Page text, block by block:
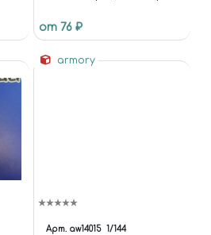
ГЕРМАНИЯ) НАЗНАЧЕНИЕ:
АРМИЯ ГЕРМАНИИ ВЕРМАХТ
- II WW. ПРИМЕНЕНИЕ:
от 76 ₽
armory
Арт. aw14015 1/144